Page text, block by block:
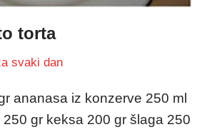
torta
svaki dan
ananasa iz konzerve 250 ml
gr keksa 200 gr šlaga 250